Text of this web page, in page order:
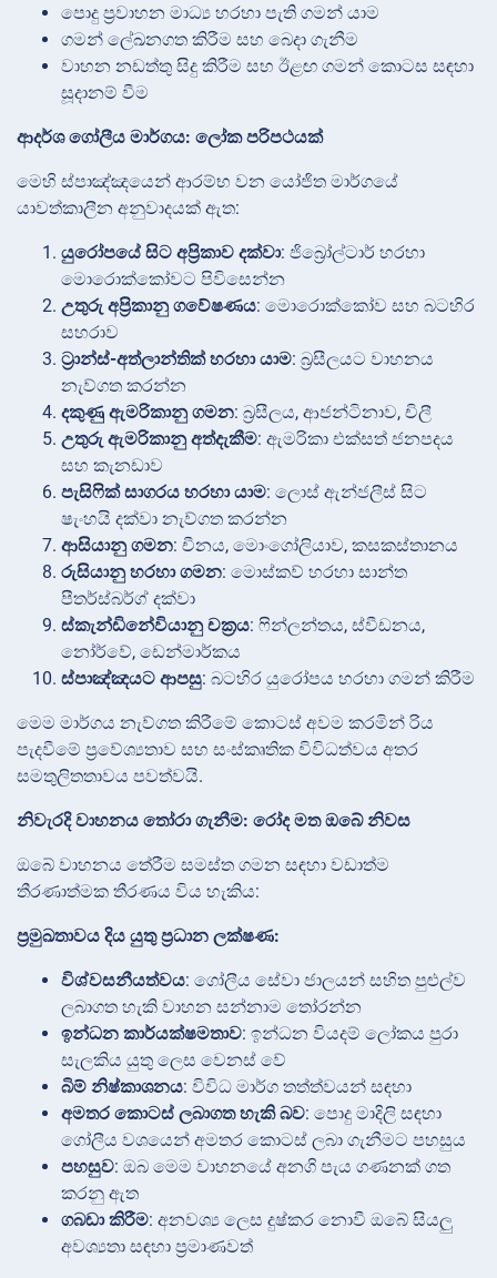
පොදු ප්‍රවාහන මාධ්‍ය හරහා පැති ගමන් යාම
ගමන් ලේඛනගත කිරීම සහ බෙදා ගැනීම
වාහන නඩත්තු සිදු කිරීම සහ ඊළඟ ගමන් කොටස සඳහා
සූදානම් වීම
ආදර්ශ ගෝලීය මාර්ගය: ලෝක පරිපථයක්
මෙහි ස්පාඤ්ඤයෙන් ආරම්භ වන යෝජිත මාර්ගයේ
යාවත්කාලීන අනුවාදයක් ඇත:
යුරෝපයේ සිට අප්‍රිකාව දක්වා: ජිබ්‍රෝල්ටාර් හරහා
මොරොක්කෝවට පිවිසෙන්න
උතුරු අප්‍රිකානු ගවේෂණය: මොරොක්කෝව සහ බටහිර
සහරාව
ට්‍රාන්ස්-අත්ලාන්තික් හරහා යාම: බ්‍රසීලයට වාහනය
නැව්ගත කරන්න
දකුණු ඇමරිකානු ගමන: බ්‍රසීලය, ආජන්ටිනාව, චිලී
උතුරු ඇමරිකානු අත්දැකීම: ඇමරිකා එක්සත් ජනපදය
සහ කැනඩාව
පැසිෆික් සාගරය හරහා යාම: ලොස් ඇන්ජලීස් සිට
ෂැංහයි දක්වා නැව්ගත කරන්න
ආසියානු ගමන: චීනය, මොංගෝලියාව, කසකස්තානය
රුසියානු හරහා ගමන: මොස්කව් හරහා සාන්ත
පීතර්ස්බර්ග් දක්වා
ස්කැන්ඩිනේවියානු චක්‍රය: ෆින්ලන්තය, ස්වීඩනය,
නෝර්වේ, ඩෙන්මාර්කය
ස්පාඤ්ඤයට ආපසු: බටහිර යුරෝපය හරහා ගමන් කිරීම
මෙම මාර්ගය නැව්ගත කිරීමේ කොටස් අවම කරමින් රිය
පැදවීමේ ප්‍රවේශ්‍යතාව සහ සංස්කෘතික විවිධත්වය අතර
සමතුලිතතාවය පවත්වයි.
නිවැරදි වාහනය තෝරා ගැනීම: රෝද මත ඔබේ නිවස
ඔබේ වාහනය තේරීම සමස්ත ගමන සඳහා වඩාත්ම
තීරණාත්මක තීරණය විය හැකිය:
ප්‍රමුඛතාවය දිය යුතු ප්‍රධාන ලක්ෂණ:
විශ්වසනීයත්වය: ගෝලීය සේවා ජාලයන් සහිත පුළුල්ව
ලබාගත හැකි වාහන සන්නාම තෝරන්න
ඉන්ධන කාර්යක්ෂමතාව: ඉන්ධන වියදම් ලෝකය පුරා
සැලකිය යුතු ලෙස වෙනස් වේ
බිම් නිෂ්කාශනය: විවිධ මාර්ග තත්ත්වයන් සඳහා
අමතර කොටස් ලබාගත හැකි බව: පොදු මාදිලි සඳහා
ගෝලීය වශයෙන් අමතර කොටස් ලබා ගැනීමට පහසුය
පහසුව: ඔබ මෙම වාහනයේ අනගි පැය ගණනක් ගත
කරනු ඇත
ගබඩා කිරීම: අනවශ්‍ය ලෙස දුෂ්කර නොවී ඔබේ සියලු
අවශ්‍යතා සඳහා ප්‍රමාණවත්